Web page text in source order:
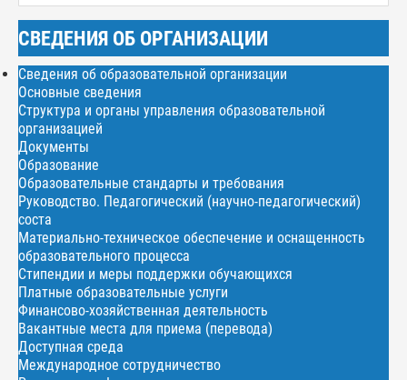
СВЕДЕНИЯ ОБ ОРГАНИЗАЦИИ
Сведения об образовательной организации
Основные сведения
Структура и органы управления образовательной
организацией
Документы
Образование
Образовательные стандарты и требования
Руководство. Педагогический (научно-педагогический)
соста
Материально-техническое обеспечение и оснащенность
образовательного процесса
Стипендии и меры поддержки обучающихся
Платные образовательные услуги
Финансово-хозяйственная деятельность
Вакантные места для приема (перевода)
Доступная среда
Международное сотрудничество